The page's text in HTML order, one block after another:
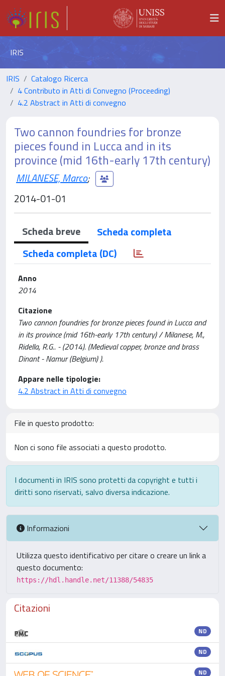
IRIS
IRIS
Catalogo Ricerca
4 Contributo in Atti di Convegno (Proceeding)
4.2 Abstract in Atti di convegno
Two cannon foundries for bronze
pieces found in Lucca and in its
province (mid 16th-early 17th century)
MILANESE, Marco;
2014-01-01
Scheda breve
Scheda completa
Scheda completa (DC)
Anno
2014
Citazione
Two cannon foundries for bronze pieces found in Lucca and
in its province (mid 16th-early 17th century) / Milanese, M.,
Ridella, R.G.. - (2014). (Medieval copper, bronze and brass
Dinant - Namur (Belgium) ).
Appare nelle tipologie:
4.2 Abstract in Atti di convegno
File in questo prodotto:
Non ci sono file associati a questo prodotto.
I documenti in IRIS sono protetti da copyright e tutti i
diritti sono riservati, salvo diversa indicazione.
Informazioni
Utilizza questo identificativo per citare o creare un link a
questo documento:
https://hdl.handle.net/11388/54835
Citazioni
ND
ND
ND